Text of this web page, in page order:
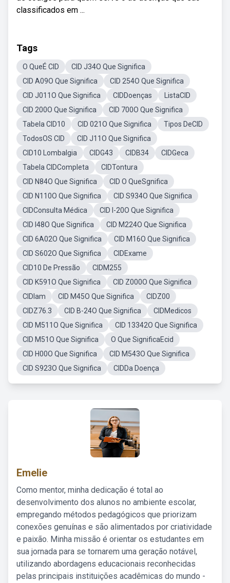
classificados em ...
Tags
O QueÉ CID
CID J34O Que Significa
CID A09O Que Significa
CID 254O Que Significa
CID J011O Que Significa
CIDDoenças
ListaCID
CID 200O Que Significa
CID 700O Que Significa
Tabela CID10
CID 021O Que Significa
Tipos DeCID
TodosOS CID
CID J11O Que Significa
CID10 Lombalgia
CIDG43 CIDB34
CIDGeca
Tabela CIDCompleta
CIDTontura
CID N84O Que Significa
CID O QueSgnifica
CID N110O Que Significa
CID S934O Que Significa
CIDConsulta Médica
CID I-20O Que Significa
CID I48O Que Significa
CID M224O Que Significa
CID 6A02O Que Significa
CID M16O Que Significa
CID S602O Que Significa
CIDExame
CID10 De Pressão
CIDM255
CID K591O Que Significa
CID Z000O Que Significa
CIDIam
CID M45O Que Significa
CIDZ00
CIDZ76.3
CID B-24O Que Significa
CIDMedicos
CID M511O Que Significa
CID 13342O Que Significa
CID M51O Que Significa
O Que SignificaEcid
CID H00O Que Significa
CID M543O Que Significa
CID S923O Que Significa
CIDDa Doença
Emelie
Como mentor, minha dedicação é total ao
desenvolvimento dos alunos no ambiente escolar,
empregando métodos pedagógicos que priorizam
conexões genuínas e são alimentados por criatividade
e paixão. Minha missão é orientar os estudantes em
sua jornada para se tornarem uma geração notável,
utilizando abordagens educacionais reconhecidas
pelas principais instituições acadêmicas do mundo -